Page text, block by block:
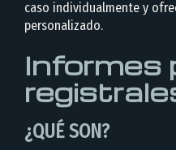
caso individualmente y
personalizado.
Informes
¿QUÉ SON?